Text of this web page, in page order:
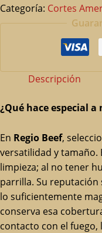
Categoría: Cortes
Descripción
¿Qué hace especial
En Regio Beef,
versatilidad y tamaño.
limpieza; al no tener
parrilla. Su reputación
lo suficientemente
conserva esa
contacto con el